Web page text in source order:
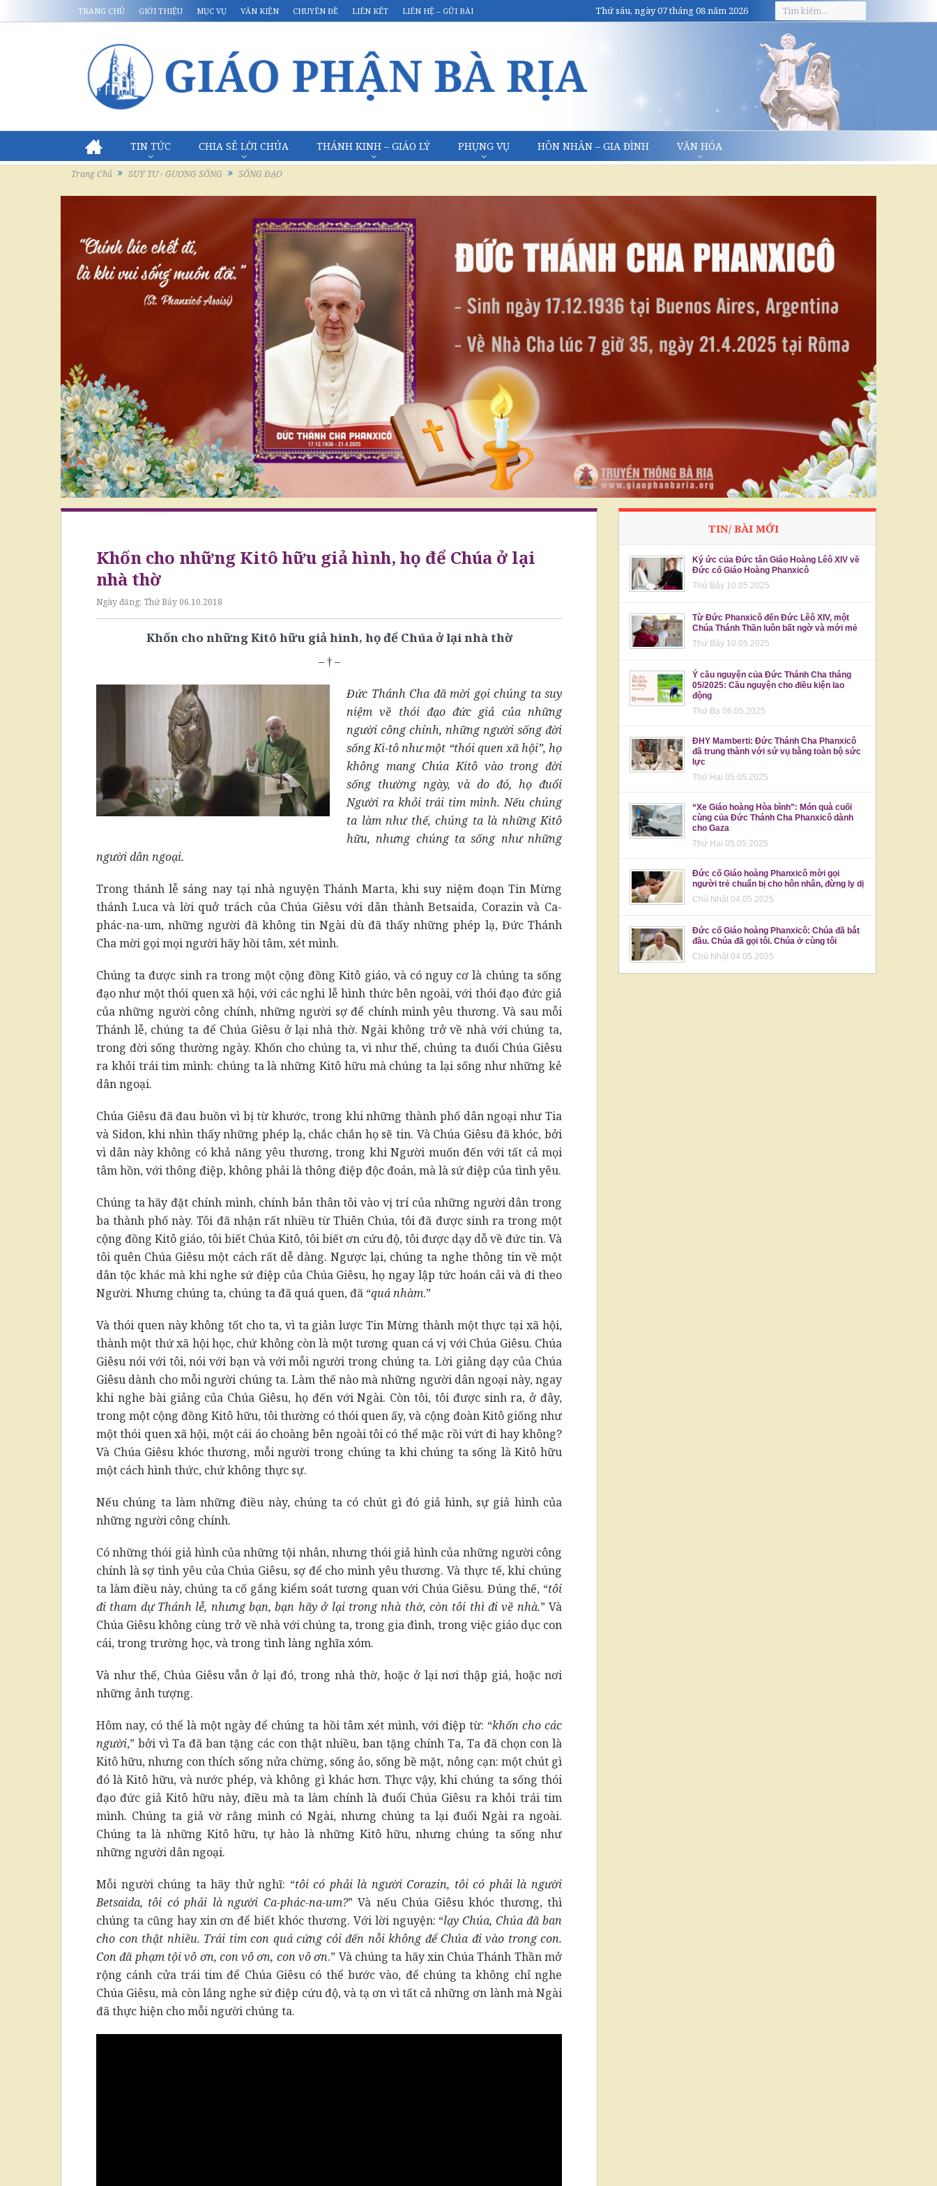
TRANG CHỦ GIỚI THIỆU MỤC VỤ VĂN KIỆN CHUYÊN ĐỀ LIÊN KẾT LIÊN HỆ – GỬI BÀI Thứ sáu, ngày 07 tháng 08 năm 2026
TIN TỨC CHIA SẺ LỜI CHÚA THÁNH KINH – GIÁO LÝ PHỤNG VỤ HÔN NHÂN – GIA ĐÌNH VĂN HÓA
Trang Chủ SUY TƯ - GƯƠNG SỐNG SỐNG ĐẠO
Khốn cho những Kitô hữu giả hình, họ để Chúa ở lại
nhà thờ
Ngày đăng: Thứ Bảy 06.10.2018
Khốn cho những Kitô hữu giả hình, họ để Chúa ở lại nhà thờ
– † –
Đức Thánh Cha đã mời gọi chúng ta suy
niệm về thói đạo đức giả của những
người công chính, những người sống đời
sống Ki-tô như một “thói quen xã hội”, họ
không mang Chúa Kitô vào trong đời
sống thường ngày, và do đó, họ đuổi
Người ra khỏi trái tim mình. Nếu chúng
ta làm như thế, chúng ta là những Kitô
hữu, nhưng chúng ta sống như những
người dân ngoại.
Trong thánh lễ sáng nay tại nhà nguyện Thánh Marta, khi suy niệm đoạn Tin Mừng
thánh Luca và lời quở trách của Chúa Giêsu với dân thành Betsaida, Corazin và Ca-
phác-na-um, những người đã không tin Ngài dù đã thấy những phép lạ, Đức Thánh
Cha mời gọi mọi người hãy hồi tâm, xét mình.
Chúng ta được sinh ra trong một cộng đồng Kitô giáo, và có nguy cơ là chúng ta sống
đạo như một thói quen xã hội, với các nghi lễ hình thức bên ngoài, với thói đạo đức giả
của những người công chính, những người sợ để chính mình yêu thương. Và sau mỗi
Thánh lễ, chúng ta để Chúa Giêsu ở lại nhà thờ. Ngài không trở về nhà với chúng ta,
trong đời sống thường ngày. Khốn cho chúng ta, vì như thế, chúng ta đuổi Chúa Giêsu
ra khỏi trái tim mình: chúng ta là những Kitô hữu mà chúng ta lại sống như những kẻ
dân ngoại.
Chúa Giêsu đã đau buồn vì bị từ khước, trong khi những thành phố dân ngoại như Tia
và Sidon, khi nhìn thấy những phép lạ, chắc chắn họ sẽ tin. Và Chúa Giêsu đã khóc, bởi
vì dân này không có khả năng yêu thương, trong khi Người muốn đến với tất cả mọi
tâm hồn, với thông điệp, không phải là thông điệp độc đoán, mà là sứ điệp của tình yêu.
Chúng ta hãy đặt chính mình, chính bản thân tôi vào vị trí của những người dân trong
ba thành phố này. Tôi đã nhận rất nhiều từ Thiên Chúa, tôi đã được sinh ra trong một
cộng đồng Kitô giáo, tôi biết Chúa Kitô, tôi biết ơn cứu độ, tôi được dạy dỗ về đức tin. Và
tôi quên Chúa Giêsu một cách rất dễ dàng. Ngược lại, chúng ta nghe thông tin về một
dân tộc khác mà khi nghe sứ điệp của Chúa Giêsu, họ ngay lập tức hoán cải và đi theo
Người. Nhưng chúng ta, chúng ta đã quá quen, đã “quá nhàm.”
Và thói quen này không tốt cho ta, vì ta giản lược Tin Mừng thành một thực tại xã hội,
thành một thứ xã hội học, chứ không còn là một tương quan cá vị với Chúa Giêsu. Chúa
Giêsu nói với tôi, nói với bạn và với mỗi người trong chúng ta. Lời giảng dạy của Chúa
Giêsu dành cho mỗi người chúng ta. Làm thế nào mà những người dân ngoại này, ngay
khi nghe bài giảng của Chúa Giêsu, họ đến với Ngài. Còn tôi, tôi được sinh ra, ở đây,
trong một cộng đồng Kitô hữu, tôi thường có thói quen ấy, và cộng đoàn Kitô giống như
một thói quen xã hội, một cái áo choàng bên ngoài tôi có thể mặc rồi vứt đi hay không?
Và Chúa Giêsu khóc thương, mỗi người trong chúng ta khi chúng ta sống là Kitô hữu
một cách hình thức, chứ không thực sự.
Nếu chúng ta làm những điều này, chúng ta có chút gì đó giả hình, sự giả hình của
những người công chính.
Có những thói giả hình của những tội nhân, nhưng thói giả hình của những người công
chính là sợ tình yêu của Chúa Giêsu, sợ để cho mình yêu thương. Và thực tế, khi chúng
ta làm điều này, chúng ta cố gắng kiểm soát tương quan với Chúa Giêsu. Đúng thế, “tôi
đi tham dự Thánh lễ, nhưng bạn, bạn hãy ở lại trong nhà thờ, còn tôi thì đi về nhà.” Và
Chúa Giêsu không cùng trở về nhà với chúng ta, trong gia đình, trong việc giáo dục con
cái, trong trường học, và trong tình làng nghĩa xóm.
Và như thế, Chúa Giêsu vẫn ở lại đó, trong nhà thờ, hoặc ở lại nơi thập giá, hoặc nơi
những ảnh tượng.
Hôm nay, có thể là một ngày để chúng ta hồi tâm xét mình, với điệp từ: “khốn cho các
người,” bởi vì Ta đã ban tặng các con thật nhiều, ban tặng chính Ta, Ta đã chọn con là
Kitô hữu, nhưng con thích sống nửa chừng, sống ảo, sống bề mặt, nông cạn: một chút gì
đó là Kitô hữu, và nước phép, và không gì khác hơn. Thực vậy, khi chúng ta sống thói
đạo đức giả Kitô hữu này, điều mà ta làm chính là đuổi Chúa Giêsu ra khỏi trái tim
mình. Chúng ta giả vờ rằng mình có Ngài, nhưng chúng ta lại đuổi Ngài ra ngoài.
Chúng ta là những Kitô hữu, tự hào là những Kitô hữu, nhưng chúng ta sống như
những người dân ngoại.
Mỗi người chúng ta hãy thử nghĩ: “tôi có phải là người Corazin, tôi có phải là người
Betsaida, tôi có phải là người Ca-phác-na-um?” Và nếu Chúa Giêsu khóc thương, thì
chúng ta cũng hay xin ơn để biết khóc thương. Với lời nguyện: “lạy Chúa, Chúa đã ban
cho con thật nhiều. Trái tim con quá cứng cỏi đến nỗi không để Chúa đi vào trong con.
Con đã phạm tội vô ơn, con vô ơn, con vô ơn.” Và chúng ta hãy xin Chúa Thánh Thần mở
rộng cánh cửa trái tim để Chúa Giêsu có thể bước vào, để chúng ta không chỉ nghe
Chúa Giêsu, mà còn lắng nghe sứ điệp cứu độ, và tạ ơn vì tất cả những ơn lành mà Ngài
đã thực hiện cho mỗi người chúng ta.
TIN/ BÀI MỚI
Ký ức của Đức tân Giáo Hoàng Lêô XIV về
Đức cố Giáo Hoàng Phanxicô
Thứ Bảy 10.05.2025
Từ Đức Phanxicô đến Đức Lêô XIV, một
Chúa Thánh Thần luôn bất ngờ và mới mẻ
Thứ Bảy 10.05.2025
Ý cầu nguyện của Đức Thánh Cha tháng
05/2025: Cầu nguyện cho điều kiện lao
động
Thứ Ba 06.05.2025
ĐHY Mamberti: Đức Thánh Cha Phanxicô
đã trung thành với sứ vụ bằng toàn bộ sức
lực
Thứ Hai 05.05.2025
“Xe Giáo hoàng Hòa bình”: Món quà cuối
cùng của Đức Thánh Cha Phanxicô dành
cho Gaza
Thứ Hai 05.05.2025
Đức cố Giáo hoàng Phanxicô mời gọi
người trẻ chuẩn bị cho hôn nhân, đừng ly dị
Chủ Nhật 04.05.2025
Đức cố Giáo hoàng Phanxicô: Chúa đã bắt
đầu. Chúa đã gọi tôi. Chúa ở cùng tôi
Chủ Nhật 04.05.2025